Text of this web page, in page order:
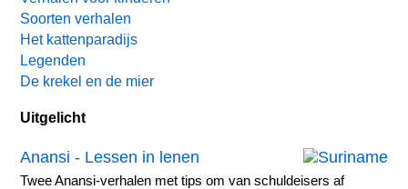
Soorten verhalen
Het kattenparadijs
Legenden
De krekel en de mier
Uitgelicht
Anansi - Lessen in lenen
Twee Anansi-verhalen met tips om van schuldeisers af